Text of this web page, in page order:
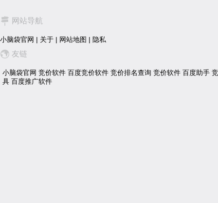
网站导航
小脑袋官网 | 关于 | 网站地图 | 隐私
友链
小脑袋官网 竞价软件 百度竞价软件 竞价排名查询 竞价软件 百度助手
具 百度推广软件